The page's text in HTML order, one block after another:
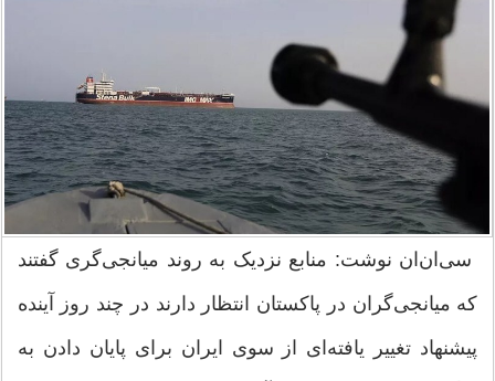
سی‌ان‌ان نوشت: منابع نزدیک به روند میانجی‌گری گفتند
که میانجی‌گران در پاکستان انتظار دارند در چند روز آینده
پیشنهاد تغییر یافته‌ای از سوی ایران برای پایان دادن به